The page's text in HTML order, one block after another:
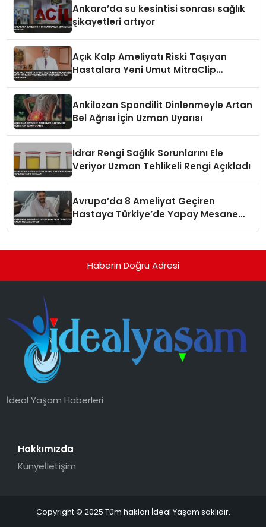
Ankara’da su kesintisi sonrası sağlık
şikayetleri artıyor
Açık Kalp Ameliyatı Riski Taşıyan
Hastalara Yeni Umut MitraClip
Ankilozan Spondilit Dinlenmeyle Artan
Bel Ağrısı İçin Uzman Uyarısı
İdrar Rengi Sağlık Sorunlarını Ele
Veriyor Uzman Tehlikeli Rengi Açıkladı
Avrupa’da 8 Ameliyat Geçiren
Hastaya Türkiye’de Yapay Mesane
Haberin Doğru Adresi
İdeal Yaşam Haberleri
Hakkımızda
Künyeİletişim
Copyright © 2025 Tüm hakları İdeal Yaşam saklıdır.